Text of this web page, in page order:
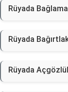
Rüyada
Rüyada
Rüyada